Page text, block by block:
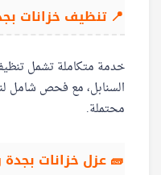
📍 تنظيف خزانات
خدمة متكاملة تشمل
السنابل، مع فحص شامل
محتملة.
🧱 عزل خزانات